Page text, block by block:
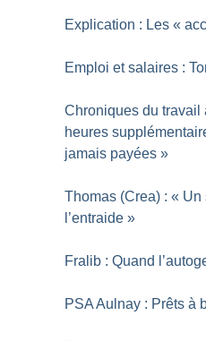
Explication : Les «
Emploi et salaires :
Chroniques du travail
heures
jamais payées »
Thomas (Crea) : « Un
l’entraide »
Fralib : Quand
PSA Aulnay : Prêts à